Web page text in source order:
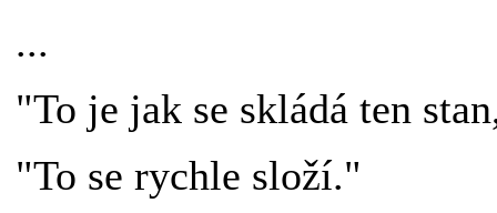
...
"To je jak se skládá ten
"To se rychle složí."